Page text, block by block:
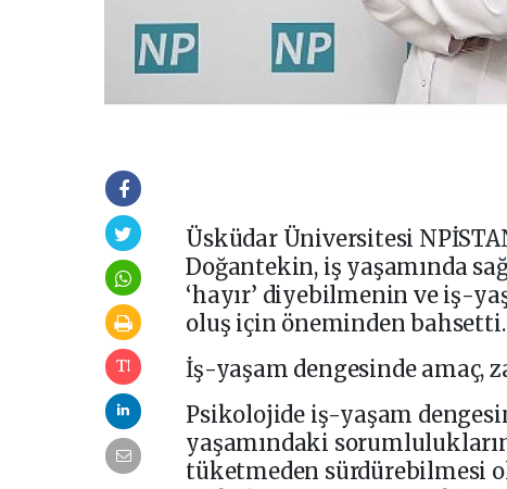
Üsküdar Üniversitesi
Doğantekin, iş yaşamında
‘hayır’ diyebilmenin ve iş-
oluş için öneminden bahsetti.
İş-yaşam dengesinde amaç,
Psikolojide iş-yaşam
yaşamındaki
tüketmeden sürdürebilmesi